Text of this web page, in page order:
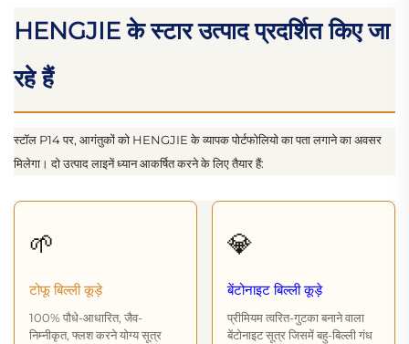
HENGJIE के स्टार उत्पाद प्रदर्शित किए जा
रहे हैं
स्टॉल P14 पर, आगंतुकों को HENGJIE के व्यापक पोर्टफोलियो का पता लगाने का अवसर
मिलेगा। दो उत्पाद लाइनें ध्यान आकर्षित करने के लिए तैयार हैं:
🌱
टोफू बिल्ली कूड़े
100% पौधे-आधारित, जैव-
निम्नीकृत, फ्लश करने योग्य सूत्र
💎
बेंटोनाइट बिल्ली कूड़े
प्रीमियम त्वरित-गुटका बनाने वाला
बेंटोनाइट सूत्र जिसमें बहु-बिल्ली गंध